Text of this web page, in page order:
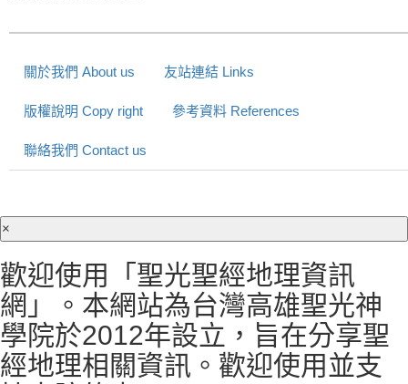
關於我們 About us 友站連結 Links
版權說明 Copy right 參考資料 References
聯絡我們 Contact us
×
歡迎使用「聖光聖經地理資訊
網」。本網站為台灣高雄聖光神
學院於2012年設立，旨在分享聖
經地理相關資訊。歡迎使用並支